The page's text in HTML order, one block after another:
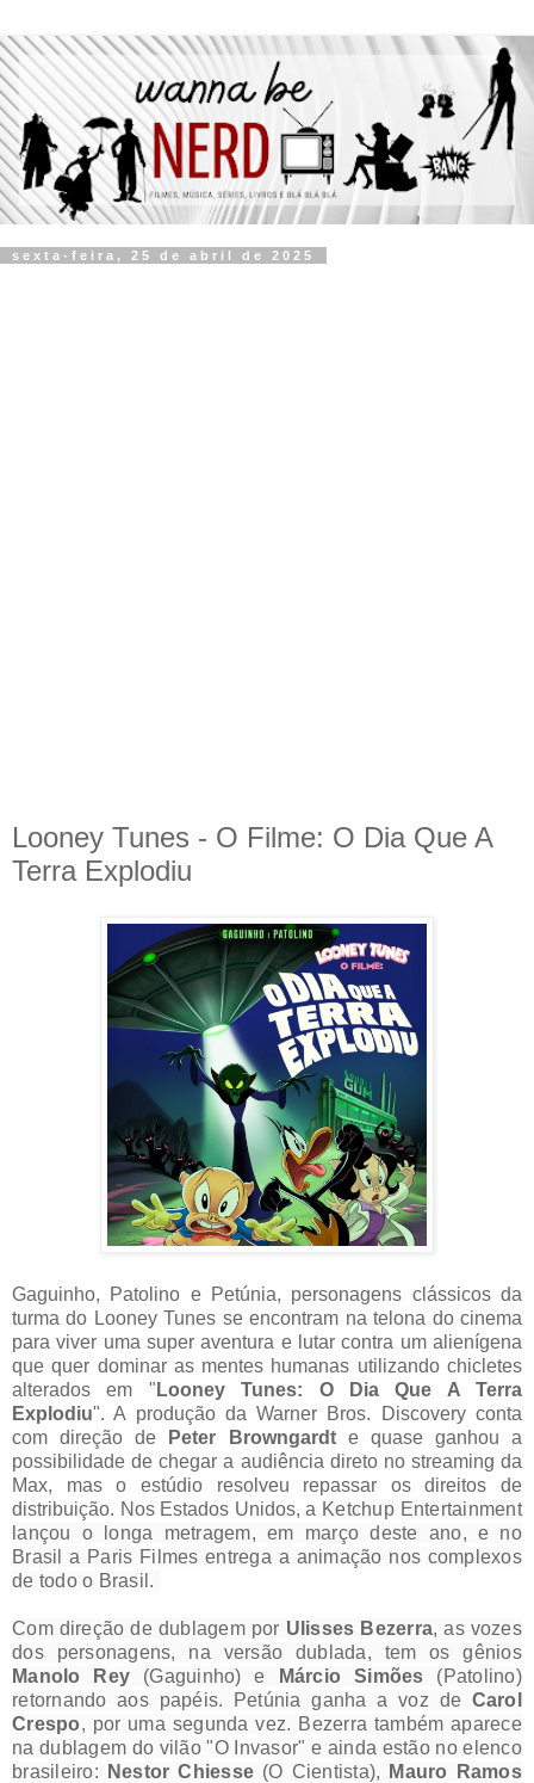
sexta-feira, 25 de abril de 2025
Looney Tunes - O Filme: O Dia Que A
Terra Explodiu
Gaguinho, Patolino e Petúnia, personagens clássicos da
turma do Looney Tunes se encontram na telona do cinema
para viver uma super aventura e lutar contra um alienígena
que quer dominar as mentes humanas utilizando chicletes
alterados em " Looney Tunes: O Dia Que A Terra
Explodiu". A produção da Warner Bros. Discovery conta
com direção de
Peter Browngardte quase ganhou a
possibilidade de chegar a audiência direto no streaming da
Max, mas o estúdio resolveu repassar os direitos de
distribuição. Nos Estados Unidos, a Ketchup Entertainment
lançou o longa metragem, em março deste ano, e no
Brasil a Paris Filmes entrega a animação nos complexos
de todo o Brasil.
Com direção de dublagem por Ulisses Bezerra, as vozes
dos personagens, na versão dublada, tem os gênios
Manolo Rey (Gaguinho) e Márcio Simões (Patolino)
retornando aos papéis. Petúnia ganha a voz de Carol
Crespo, por uma segunda vez. Bezerra também aparece
na dublagem do vilão "O Invasor" e ainda estão no elenco
brasileiro: Nestor Chiesse (O Cientista),
Mauro Ramos